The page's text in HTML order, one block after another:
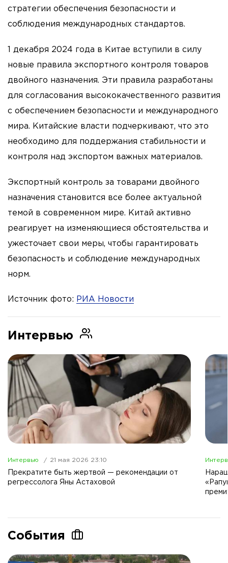
стратегии обеспечения безопасности и
соблюдения международных стандартов.
1 декабря 2024 года в Китае вступили в силу
новые правила экспортного контроля товаров
двойного назначения. Эти правила разработаны
для согласования высококачественного развития
с обеспечением безопасности и международного
мира. Китайские власти подчеркивают, что это
необходимо для поддержания стабильности и
контроля над экспортом важных материалов.
Экспортный контроль за товарами двойного
назначения становится все более актуальной
темой в современном мире. Китай активно
реагирует на изменяющиеся обстоятельства и
ужесточает свои меры, чтобы гарантировать
безопасность и соблюдение международных
норм.
Источник фото: РИА Новости
Интервью
Интервью 21 мая 2026 23:10
Прекратите быть жертвой — рекомендации от
регрессолога Яны Астаховой
События